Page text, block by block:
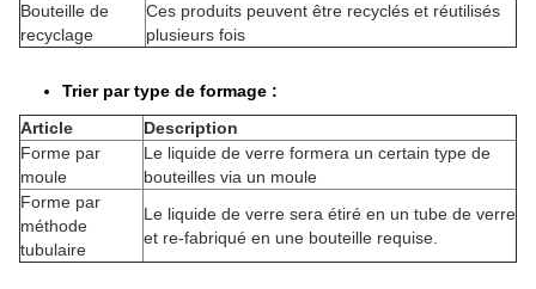
Bouteille de
recyclage
Ces produits peuvent être recyclés et réutilisés
plusieurs fois
Trier par type de formage :
Article
Description
Forme par
moule
Le liquide de verre formera un certain type de
bouteilles via un moule
Forme par
méthode
tubulaire
Le liquide de verre sera étiré en un tube de verre
et re-fabriqué en une bouteille requise.